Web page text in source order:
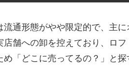
流通形態がやや限定的で、主
店舗への卸を控えており、ロ
「どこに売ってるの？」と探